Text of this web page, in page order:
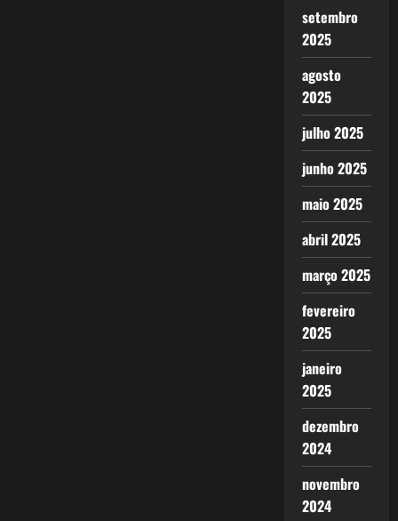
setembro
2025
agosto
2025
julho 2025
junho 2025
maio 2025
abril 2025
março 2025
fevereiro
2025
janeiro
2025
dezembro
2024
novembro
2024